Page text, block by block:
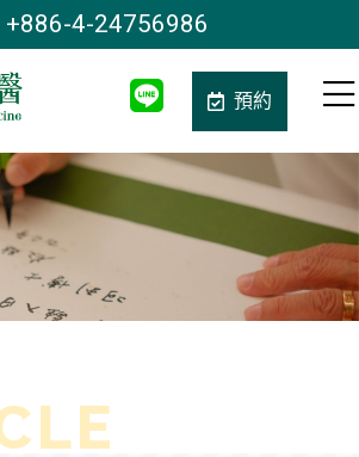
+886-4-24756986
預約